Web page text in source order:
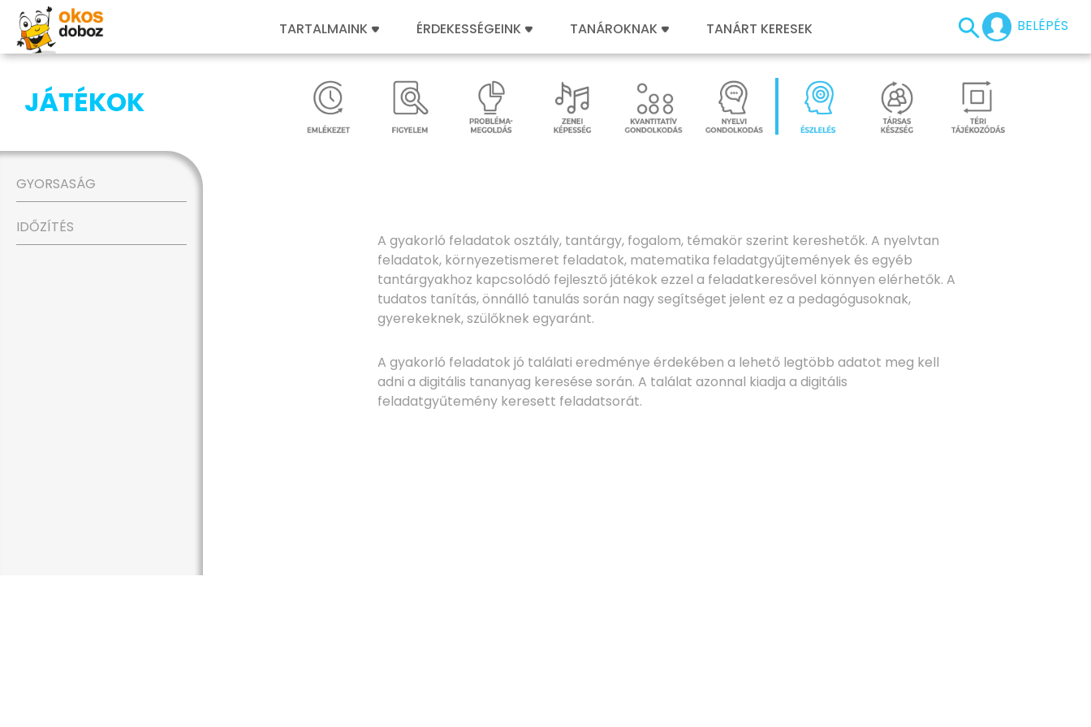
BELÉPÉS
TARTALMAINK ÉRDEKESSÉGEINK TANÁROKNAK TANÁRT KERESEK
JÁTÉKOK
GYORSASÁG
IDŐZÍTÉS
A gyakorló feladatok osztály, tantárgy, fogalom, témakör szerint kereshetők. A nyelvtan
feladatok, környezetismeret feladatok, matematika feladatgyűjtemények és egyéb
tantárgyakhoz kapcsolódó fejlesztő játékok ezzel a feladatkeresővel könnyen elérhetők. A
tudatos tanítás, önnálló tanulás során nagy segítséget jelent ez a pedagógusoknak,
gyerekeknek, szülőknek egyaránt.
A gyakorló feladatok jó találati eredménye érdekében a lehető legtöbb adatot meg kell
adni a digitális tananyag keresése során. A találat azonnal kiadja a digitális
feladatgyűtemény keresett feladatsorát.